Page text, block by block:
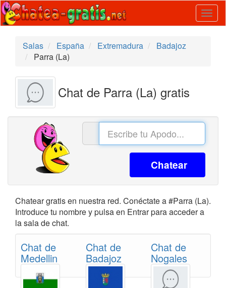
Salas
España Extremadura
Badajoz
Parra (La)
Chat de Parra (La) gratis
Chatear
Chatear gratis en nuestra red. Conéctate a #Parra (La).
Introduce tu nombre y pulsa en Entrar para acceder a
la sala de chat.
Chat de
Medellin
Chat de
Badajoz
Chat de
Nogales